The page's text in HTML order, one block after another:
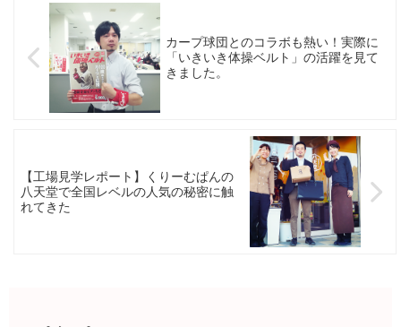
カープ球団とのコラボも熱い！実際に
「いきいき体操ベルト」の活躍を見て
きました。
【工場見学レポート】くりーむぱんの
八天堂で全国レベルの人気の秘密に触
れてきた